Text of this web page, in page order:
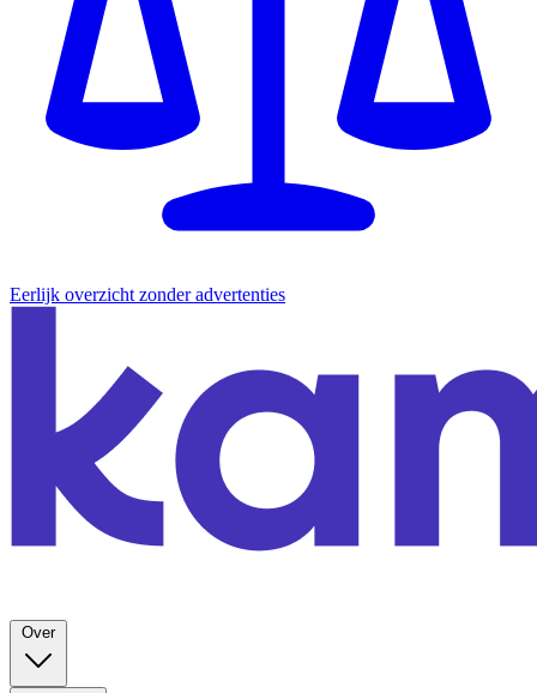
Eerlijk overzicht zonder advertenties
Over